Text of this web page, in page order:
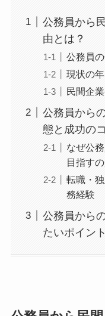
公務員から
由とは？
公務員
現状の
民間企
公務員から
態と成功の
なぜ公
目指す
転職・
務経験
公務員から
たいポイン